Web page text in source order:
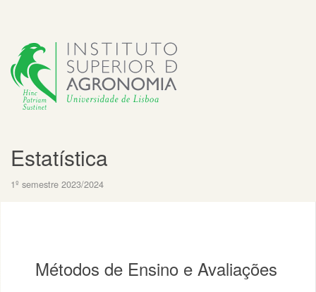
Estatística
1º semestre 2023/2024
Métodos de Ensino e Avaliações